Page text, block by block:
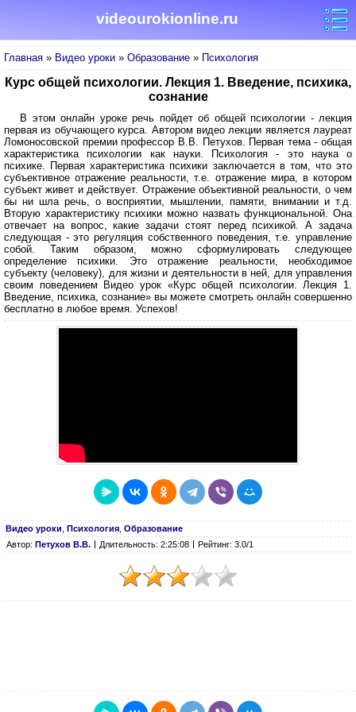
videourokionline.ru
Главная » Видео уроки » Образование » Психология
Курс общей психологии. Лекция 1. Введение, психика,
сознание
В этом онлайн уроке речь пойдет об общей психологии - лекция
первая из обучающего курса. Автором видео лекции является лауреат
Ломоносовской премии профессор В.В. Петухов. Первая тема - общая
характеристика психологии как науки. Психология - это наука о
психике. Первая характеристика психики заключается в том, что это
субъективное отражение реальности, т.е. отражение мира, в котором
субъект живет и действует. Отражение объективной реальности, о чем
бы ни шла речь, о восприятии, мышлении, памяти, внимании и т.д.
Вторую характеристику психики можно назвать функциональной. Она
отвечает на вопрос, какие задачи стоят перед психикой. А задача
следующая - это регуляция собственного поведения, т.е. управление
собой. Таким образом, можно сформулировать следующее
определение психики. Это отражение реальности, необходимое
субъекту (человеку), для жизни и деятельности в ней, для управления
своим поведением Видео урок «Курс общей психологии. Лекция 1.
Введение, психика, сознание» вы можете смотреть онлайн совершенно
бесплатно в любое время. Успехов!
Видео уроки Психология Образование
Автор: Петухов В.В. Длительность: 2:25:08 Рейтинг: 3.0/1